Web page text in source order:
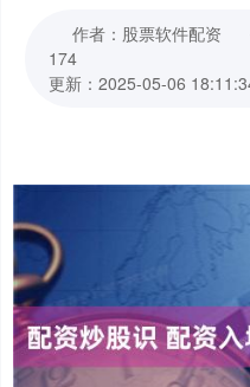
作者：股票软件配资
174
更新：2025-05-06